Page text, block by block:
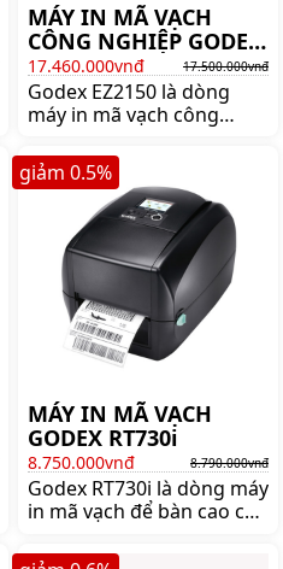
MÁY IN MÃ VẠCH
CÔNG NGHIỆP GODEX
EZ2150
17.460.000vnđ 17.500.000vnđ
Godex EZ2150 là dòng
máy in mã vạch công
nhất của GODEX. Mua
máy in mã vạch công
nghiệp Godex EZ2150
chính hãng giá tốt lên
ngay shoppos.vn
MÁY IN MÃ VẠCH
GODEX RT730i
8.750.000vnđ 8.790.000vnđ
Godex RT730i là dòng máy
in mã vạch để bàn cao cấp
mã vạch Godex RT730i
giảm 0.5%